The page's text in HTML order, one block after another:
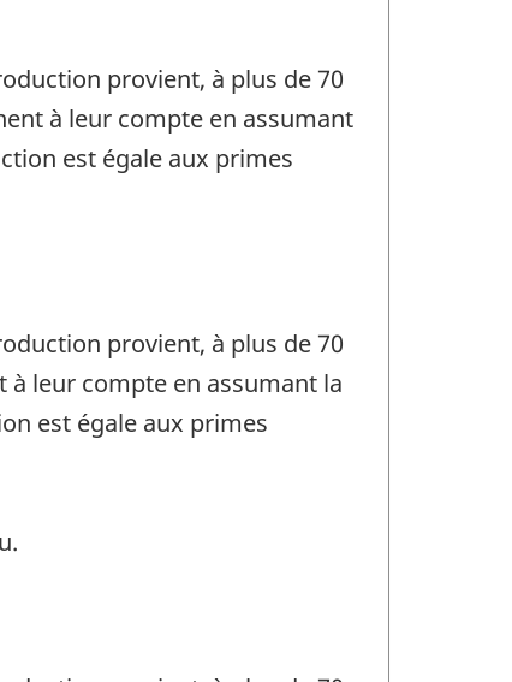
provient, à plus de 70
à leur compte en assumant
est égale aux primes
provient, à plus de 70
leur compte en assumant la
est égale aux primes